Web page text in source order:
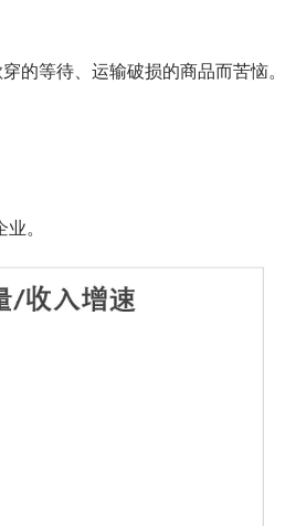
的等待、运输破损的商品而苦恼。
。